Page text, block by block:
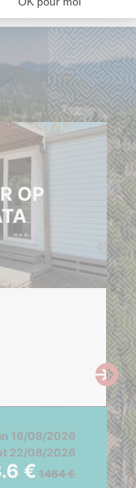
OP
16/08/2026
22/08/2026
1464